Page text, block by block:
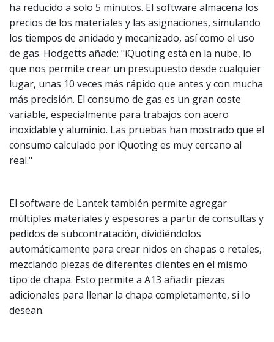
ha reducido a solo 5 minutos. El software almacena los
precios de los materiales y las asignaciones, simulando
los tiempos de anidado y mecanizado, así como el uso
de gas. Hodgetts añade: "iQuoting está en la nube, lo
que nos permite crear un presupuesto desde cualquier
lugar, unas 10 veces más rápido que antes y con mucha
más precisión. El consumo de gas es un gran coste
variable, especialmente para trabajos con acero
inoxidable y aluminio. Las pruebas han mostrado que el
consumo calculado por iQuoting es muy cercano al
real."
El software de Lantek también permite agregar
múltiples materiales y espesores a partir de consultas y
pedidos de subcontratación, dividiéndolos
automáticamente para crear nidos en chapas o retales,
mezclando piezas de diferentes clientes en el mismo
tipo de chapa. Esto permite a A13 añadir piezas
adicionales para llenar la chapa completamente, si lo
desean.